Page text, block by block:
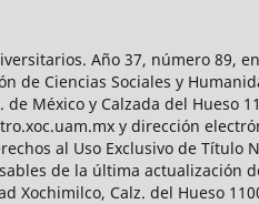
Año 37, número 89,
de Ciencias Sociales y
México y Calzada del Hueso
y dirección
al Uso Exclusivo de
de la última actualización
Xochimilco, Calz. del Hueso